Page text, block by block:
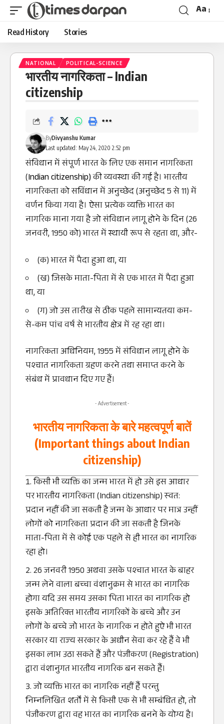
Aa
Read History Stories
NATIONAL POLITICAL-SCIENCE
भारतीय नागरिकता – Indian
citizenship
Last updated: May 24, 2020 2:52 pm
ByDivyanshu Kumar
संविधान में संपूर्ण भारत के लिए एक समान नागरिकता
(Indian citizenship)की व्यवस्था की गई है। भारतीय
नागरिकता को सविंधान में अनुच्छेद (अनुच्छेद 5 से 11) में
वर्णन किया गया है। ऐसा प्रत्येक व्यक्ति भारत का
नागरिक माना गया है जोसंविधानलागू होने के दिन (26
जनवरी, 1950 को) भारत में स्थायी रूप से रहता था, और-
(क) भारत में पैदा हुआ था, या
(ख) जिसके माता-पिता में से एक भारत में पैदा हुआ
था, या
(ग) जो उस तारीख से ठीक पहले सामान्यतया कम-
से-कम पांच वर्ष से भारतीय क्षेत्र में रह रहा था।
नागरिकता अधिनियम, 1955 में संविधान लागू होने के
पश्चात नागरिकता ग्रहण करने तथा समाप्त करने के
संबंध में प्रावधान दिए गए हैं।
- Advertisement -
भारतीय नागरिकता के बारे महत्‍वपूर्ण बातें
(Important things about Indian
citizenship)
किसी भी व्‍यक्ति का जन्‍म भारत में हो उसे इस आधार
पर भारतीय नागरिकता (Indian citizenship) स्‍वत:
प्रदान नहीं की जा सकती है जन्‍म के आधार पर मात्र उन्‍हीं
लोगों को नागरिकता प्रदान की जा सकती है जिनके
माता-पिता में से कोई एक पहले से ही भारत का नागरिक
रहा हो।
26 जनवरी 1950 अथवा उसके पश्‍चात भारत के बाहर
जन्‍म लेने वाला बच्‍चा वंशानुक्रम से भारत का नागरिक
होगा यदि उस समय उसका पिता भारत का नागरिक हो
इसके अतिरिक्‍त भारतीय नागरिकों के बच्‍चे और उन
लोगों के बच्‍चे जाेे भारत के नागरिक न होते हुऐ भी भारत
सरकार या राज्‍य सरकार के अधीन सेवा कर रहे हैंं वे भी
इसका लाभ उठा सकते हैं और पंजीकरण (Registration)
द्वारा वंशानुगत भारतीय नागरिक बन सकते हैंं।
जो व्‍यक्ति भारत का नागरिक नहीं हैंं परन्‍तु
निम्‍नलिखित शर्तों में से किसी एक से भी सम्‍बंंधित हो, तो
पंंजीकरण द्वारा वह भारत का नागरिक बनने के योग्‍य है।